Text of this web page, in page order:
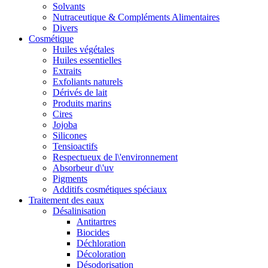
Solvants
Nutraceutique & Compléments Alimentaires
Divers
Cosmétique
Huiles végétales
Huiles essentielles
Extraits
Exfoliants naturels
Dérivés de lait
Produits marins
Cires
Jojoba
Silicones
Tensioactifs
Respectueux de l\'environnement
Absorbeur d\'uv
Pigments
Additifs cosmétiques spéciaux
Traitement des eaux
Désalinisation
Antitartres
Biocides
Déchloration
Décoloration
Désodorisation